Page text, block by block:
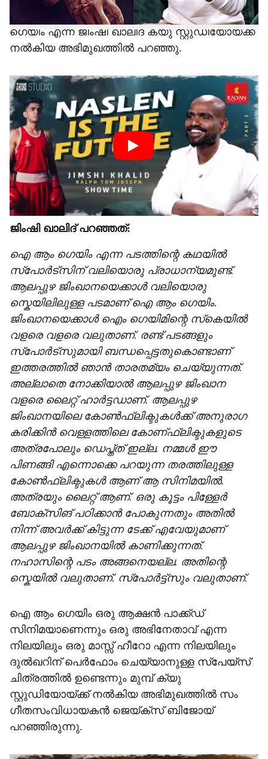
ബഡ്ജറ്റിൽ ഒരുങ്ങുന്ന ചിത്രമാണ് ഐ ആം ​
ഗെയിം എന്ന് ജിംഷി ഖാലിദ് ക്യു സ്റ്റുഡിയോയ്ക്ക്
നൽകിയ അഭിമുഖത്തിൽ പറഞ്ഞു.
ജിംഷി ഖാലിദ് പറഞ്ഞത്:
ഐ ആം ഗെയിം എന്ന പടത്തിന്റെ കഥയില്‍
സ്‌പോര്‍ട്‌സിന് വലിയൊരു പ്രാധാന്യമുണ്ട്.
ആലപ്പുഴ ജിംഖാനയെക്കാൾ വലിയൊരു
സ്കെയിലിലുള്ള പടമാണ് ഐ ആം ​ഗെയിം.
ജിംഖാനയെക്കാള്‍ ഐം ഗെയിമിന്റെ സ്‌കെയില്‍
വളരെ വളരെ വലുതാണ്. രണ്ട് പടങ്ങളും
സ്‌പോര്‍ട്‌സുമായി ബന്ധപ്പെട്ടതുകൊണ്ടാണ്
ഇത്തരത്തിൽ ഞാൻ താരതമ്യം ചെയ്യുന്നത്.
അല്ലാതെ നോക്കിയാല്‍ ആലപ്പുഴ ജിംഖാന
വളരെ ലൈറ്റ് ഹാര്‍ട്ടഡാണ്. ആലപ്പുഴ
ജിംഖാനയിലെ കോൺഫ്ലിക്ടുകൾക്ക് അനുരാ​ഗ
കരിക്കിൻ വെള്ളത്തിലെ കോണ്‌ഫ്ലിക്ടുകളുടെ
അത്രപോലും ഡെപ്ത്ത് ഇല്ല. നമ്മൾ ഈ
പിണങ്ങി എന്നൊക്കെ പറയുന്ന തരത്തിലുള്ള
കോൺഫ്ലിക്ടുകൾ ആണ് ആ സിനിമയിൽ.
അത്രയും ലൈറ്റ് ആണ്. ഒരു കൂട്ടം പിള്ളേര്‍
ബോക്‌സിങ് പഠിക്കാന്‍ പോകുന്നതും അതില്‍
നിന്ന് അവര്‍ക്ക് കിട്ടുന്ന ടേക്ക് എവേയുമാണ്
ആലപ്പുഴ ജിംഖാനയിൽ കാണിക്കുന്നത്.
നഹാസിന്റെ പടം അങ്ങനെയല്ല. അതിന്റെ
സ്കെയിൽ വലുതാണ്. സ്പോർട്ട്സും വലുതാണ്.
ഐ ആം ​ഗെയിം ഒരു ആക്ഷൻ പാക്ക്ഡ്
സിനിമയാണെന്നും ഒരു അഭിനേതാവ് എന്ന
നിലയിലും ഒരു മാസ്സ് ഹീറോ എന്ന നിലയിലും
ദുൽഖറിന് പെർഫോം ചെയ്യാനുള്ള സ്പേയ്സ്
ചിത്രത്തിൽ ഉണ്ടെന്നും മുമ്പ് ക്യു
സ്റ്റുഡിയോയ്ക്ക് നൽകിയ അഭിമുഖത്തിൽ സം​
ഗീതസംവിധായകൻ ജെയ്ക്സ് ബിജോയ്
പറഞ്ഞിരുന്നു.